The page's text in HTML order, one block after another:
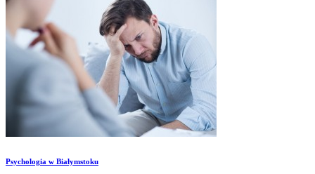
​Psychologia w Białymstoku